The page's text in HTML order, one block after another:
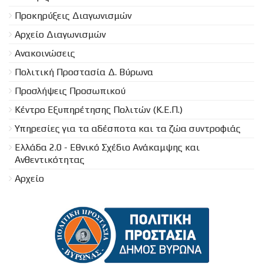
Προκηρύξεις Διαγωνισμών
Aρχείο Διαγωνισμών
Ανακοινώσεις
Πολιτική Προστασία Δ. Βύρωνα
Προσλήψεις Προσωπικού
Κέντρο Εξυπηρέτησης Πολιτών (Κ.Ε.Π.)
Υπηρεσίες για τα αδέσποτα και τα ζώα συντροφιάς
Ελλάδα 2.0 - Εθνικό Σχέδιο Ανάκαμψης και
Ανθεντικότητας
Αρχείο